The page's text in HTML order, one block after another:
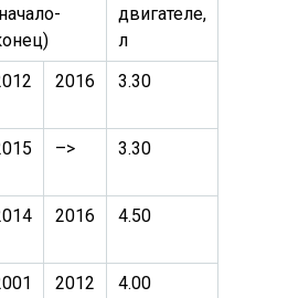
двигателе,
л
2016 3.30
–> 3.30
2016 4.50
2012 4.00